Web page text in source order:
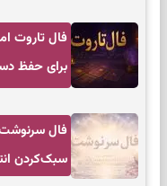
برای حفظ
سبک‌کردن